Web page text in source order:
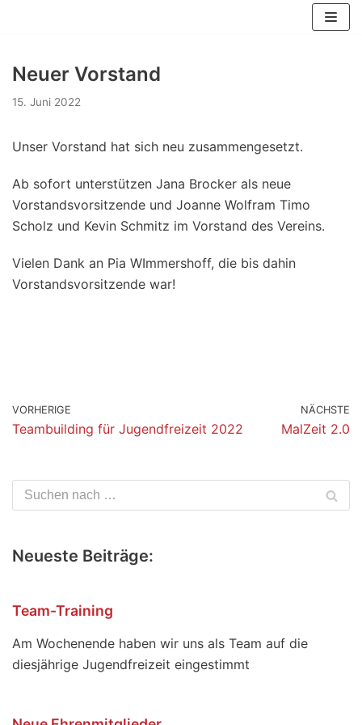
Neuer Vorstand
15. Juni 2022
Unser Vorstand hat sich neu zusammengesetzt.
Ab sofort unterstützen Jana Brocker als neue
Vorstandsvorsitzende und Joanne Wolfram Timo
Scholz und Kevin Schmitz im Vorstand des Vereins.
Vielen Dank an Pia WImmershoff, die bis dahin
Vorstandsvorsitzende war!
VORHERIGE
Teambuilding für Jugendfreizeit 2022
NÄCHSTE
MalZeit 2.0
Neueste Beiträge:
Team-Training
Am Wochenende haben wir uns als Team auf die
diesjährige Jugendfreizeit eingestimmt